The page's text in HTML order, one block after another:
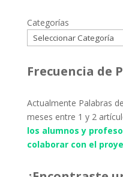
Categorías
Frecuencia de
Actualmente Palabras
meses entre 1 y 2
los alumnos y
colaborar con el